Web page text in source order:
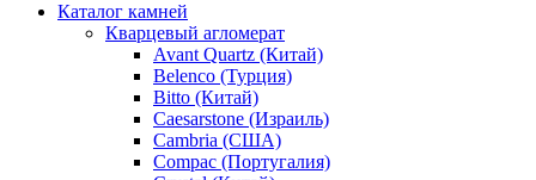
Каталог камней
Кварцевый агломерат
Avant Quartz (Китай)
Belenco (Турция)
Bitto (Китай)
Caesarstone (Израиль)
Cambria (США)
Compac (Португалия)